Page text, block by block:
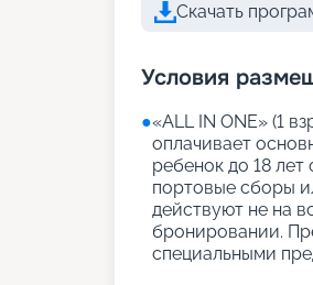
Скачать
Условия
●«АLL IN ONE» (1
оплачивает
ребенок до 18 лет
портовые сборы
действуют не на
бронировании.
специальными